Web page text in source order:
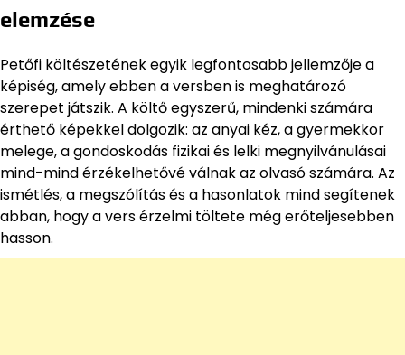
elemzése
Petőfi költészetének egyik legfontosabb jellemzője a
képiség, amely ebben a versben is meghatározó
szerepet játszik. A költő egyszerű, mindenki számára
érthető képekkel dolgozik: az anyai kéz, a gyermekkor
melege, a gondoskodás fizikai és lelki megnyilvánulásai
mind-mind érzékelhetővé válnak az olvasó számára. Az
ismétlés, a megszólítás és a hasonlatok mind segítenek
abban, hogy a vers érzelmi töltete még erőteljesebben
hasson.